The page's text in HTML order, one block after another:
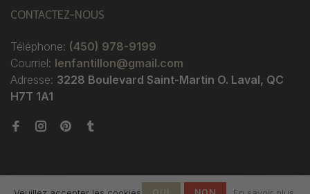
CONTACTEZ-NOUS
Téléphone: (450) 978-9199
Courriel: lenfantillon@gmail.com
Adresse: 3228 Boulevard Saint-Martin O. Laval, QC
H7T 1A1